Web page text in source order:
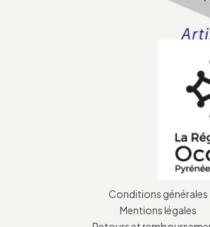
Conditions générales
Mentions légales